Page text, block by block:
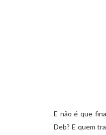
E não é que
Deb? E quem